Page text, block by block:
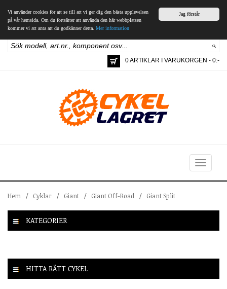
Jag förstår
Vi använder cookies för att se till att vi ger dig den bästa upplevelsen
på vår hemsida. Om du fortsätter att använda den här webbplatsen
kommer vi att anta att du godkänner detta. Mer information
0 ARTIKLAR I VARUKORGEN - 0:-
Toggle
navigation
Hem / Cyklar / Giant / Giant Off-Road / Giant Split
KATEGORIER
HITTA RÄTT CYKEL